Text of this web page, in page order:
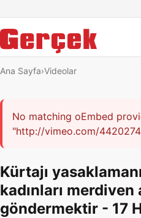
Ana Sayfa Videolar
Hata mesajı
No matching oEmbed
"http://vimeo.com/
Kürtajı
kadınları merdiven
göndermektir - 17